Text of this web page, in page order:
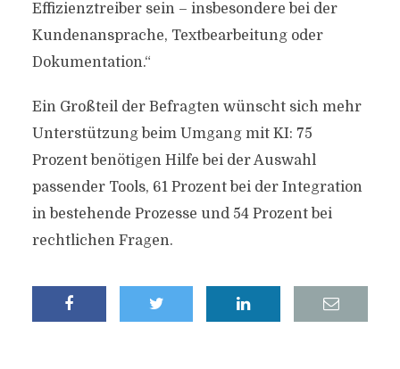
Effizienztreiber sein – insbesondere bei der
Kundenansprache, Textbearbeitung oder
Dokumentation.“
Ein Großteil der Befragten wünscht sich mehr
Unterstützung beim Umgang mit KI: 75
Prozent benötigen Hilfe bei der Auswahl
passender Tools, 61 Prozent bei der Integration
in bestehende Prozesse und 54 Prozent bei
rechtlichen Fragen.